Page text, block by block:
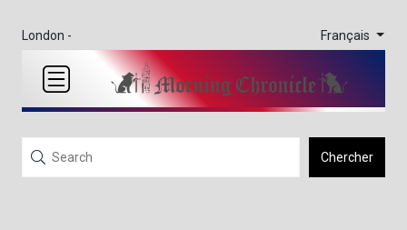
London - Français
Chercher